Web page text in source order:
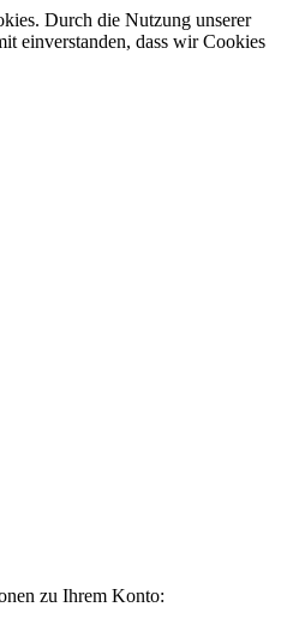
Durch die Nutzung unserer
einverstanden, dass wir Cookies
zu Ihrem Konto: